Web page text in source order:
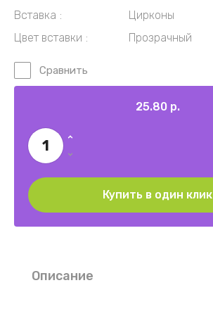
Вставка
Цирконы
Цвет вставки
Прозрачный
Сравнить
25.80 р.
Купить в один клик
Описание